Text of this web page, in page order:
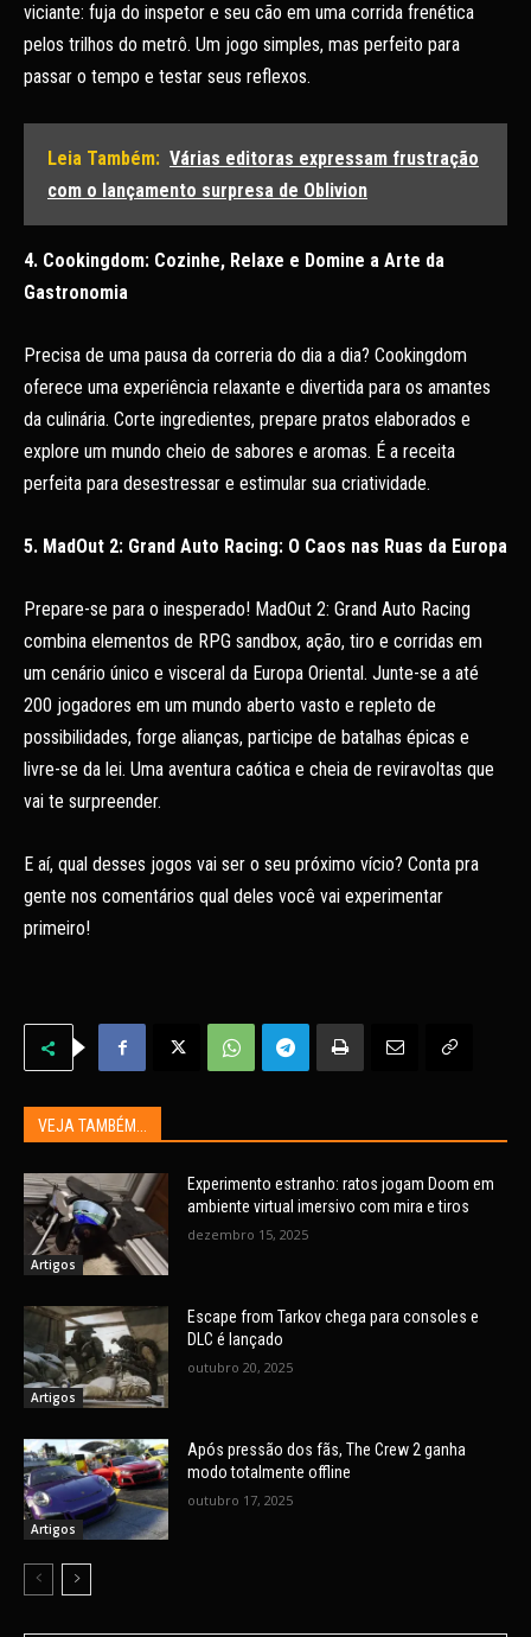
viciante: fuja do inspetor e seu cão em uma corrida frenética
pelos trilhos do metrô. Um jogo simples, mas perfeito para
passar o tempo e testar seus reflexos.
Leia Também: Várias editoras expressam frustração
com o lançamento surpresa de Oblivion
4. Cookingdom: Cozinhe, Relaxe e Domine a Arte da
Gastronomia
Precisa de uma pausa da correria do dia a dia? Cookingdom
oferece uma experiência relaxante e divertida para os amantes
da culinária. Corte ingredientes, prepare pratos elaborados e
explore um mundo cheio de sabores e aromas. É a receita
perfeita para desestressar e estimular sua criatividade.
5. MadOut 2: Grand Auto Racing: O Caos nas Ruas da Europa
Prepare-se para o inesperado! MadOut 2: Grand Auto Racing
combina elementos de RPG sandbox, ação, tiro e corridas em
um cenário único e visceral da Europa Oriental. Junte-se a até
200 jogadores em um mundo aberto vasto e repleto de
possibilidades, forge alianças, participe de batalhas épicas e
livre-se da lei. Uma aventura caótica e cheia de reviravoltas que
vai te surpreender.
E aí, qual desses jogos vai ser o seu próximo vício? Conta pra
gente nos comentários qual deles você vai experimentar
primeiro!
VEJA TAMBÉM...
Artigos
Experimento estranho: ratos jogam Doom em
ambiente virtual imersivo com mira e tiros
dezembro 15, 2025
Artigos
Escape from Tarkov chega para consoles e
DLC é lançado
outubro 20, 2025
Artigos
Após pressão dos fãs, The Crew 2 ganha
modo totalmente offline
outubro 17, 2025